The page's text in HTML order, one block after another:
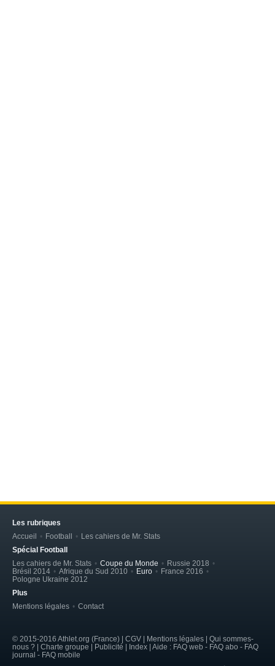
Les rubriques
Accueil
Football
Les cahiers de Mr. Stats
Spécial Football
Les cahiers de Mr. Stats
Coupe du Monde
Russie 2018
Brésil 2014
Afrique du Sud 2010 Euro
France 2016
Pologne Ukraine 2012
Plus
Mentions légales
Contact
© 2015-2016 Athlet.org (France) | CGV | Mentions légales | Qui sommes-
nous ? | Charte groupe | Publicité | Index | Aide : FAQ web - FAQ abo - FAQ
journal - FAQ mobile